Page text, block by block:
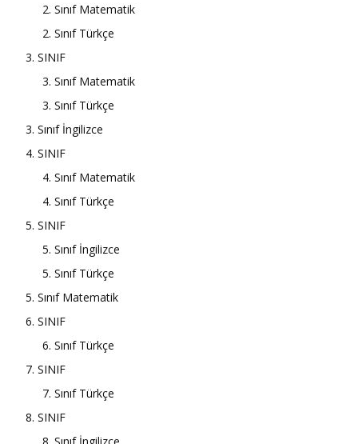
2. Sınıf Matematik
2. Sınıf Türkçe
3. SINIF
3. Sınıf Matematik
3. Sınıf Türkçe
3. Sınıf İngilizce
4. SINIF
4. Sınıf Matematik
4. Sınıf Türkçe
5. SINIF
5. Sınıf İngilizce
5. Sınıf Türkçe
5. Sınıf Matematik
6. SINIF
6. Sınıf Türkçe
7. SINIF
7. Sınıf Türkçe
8. SINIF
8. Sınıf İngilizce